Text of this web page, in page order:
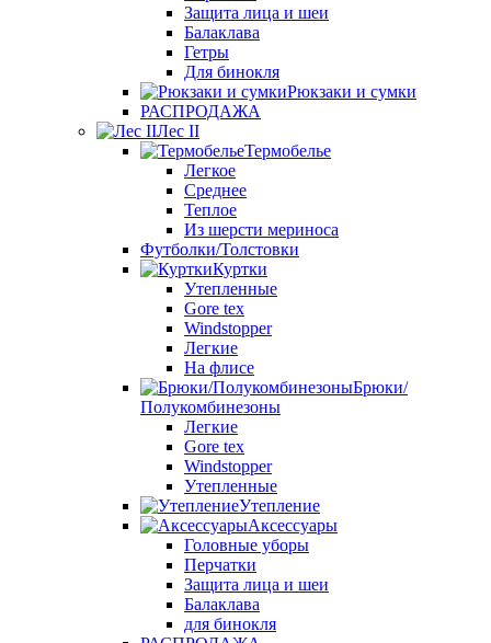
Защита лица и шеи
Балаклава
Гетры
Для бинокля
Рюкзаки и сумки
РАСПРОДАЖА
Лес II
Термобелье
Легкое
Среднее
Теплое
Из шерсти мериноса
Футболки/Толстовки
Куртки
Утепленные
Gore tex
Windstopper
Легкие
На флисе
Брюки/
Полукомбинезоны
Легкие
Gore tex
Windstopper
Утепленные
Утепление
Аксессуары
Головные уборы
Перчатки
Защита лица и шеи
Балаклава
для бинокля